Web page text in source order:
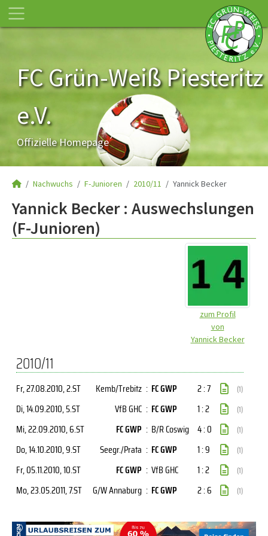
FC Grün-Weiß Piesteritz
e.V.
Offizielle Homepage
Nachwuchs F-Junioren 2010/11 Yannick Becker
Yannick Becker : Auswechslungen
(F-Junioren)
zum Profil
von
Yannick Becker
2010/11
Fr, 27.08.2010, 2.ST Kemb/Trebitz : FC GWP 2 : 7 (1)
Di, 14.09.2010, 5.ST VfB GHC : FC GWP 1 : 2 (1)
Mi, 22.09.2010, 6.ST FC GWP : B/R Coswig 4 : 0 (1)
Do, 14.10.2010, 9.ST Seegr./Prata : FC GWP 1 : 9 (1)
Fr, 05.11.2010, 10.ST FC GWP : VfB GHC 1 : 2 (1)
Mo, 23.05.2011, 7.ST G/W Annaburg : FC GWP 2 : 6 (1)